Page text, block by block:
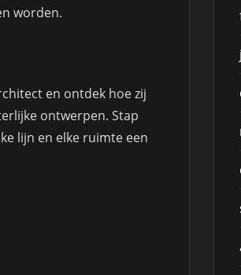
worden.
en ontdek hoe zij
ontwerpen. Stap
lijn en elke ruimte een